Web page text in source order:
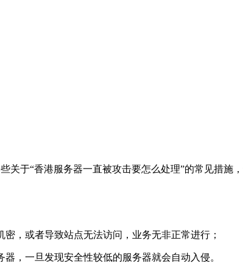
于“香港服务器一直被攻击要怎么处理”的常见措施
，或者导致站点无法访问，业务无非正常进行；
，一旦发现安全性较低的服务器就会自动入侵。